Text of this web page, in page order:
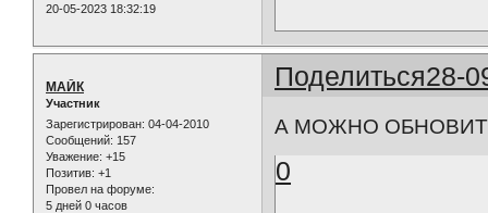
20-05-2023 18:32:19
Поделиться28-
МАЙК
Участник
Зарегистрирован: 04-04-2010
Сообщений: 157
Уважение: +15
Позитив: +1
Провел на форуме:
5 дней 0 часов
А МОЖНО
0